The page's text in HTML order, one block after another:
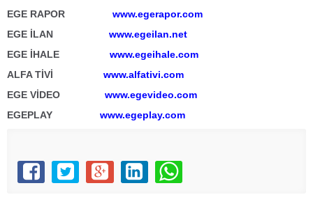
EGE RAPOR www.egerapor.com
EGE İLAN www.egeilan.net
EGE İHALE www.egeihale.com
ALFA TİVİ www.alfativi.com
EGE VİDEO www.egevideo.com
EGEPLAY www.egeplay.com